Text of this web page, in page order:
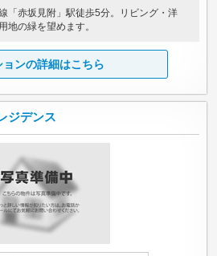
「赤坂見附」駅徒歩5分。リビング・洋
地の緑を望めます。
ョンの詳細はこちら
ジデンス